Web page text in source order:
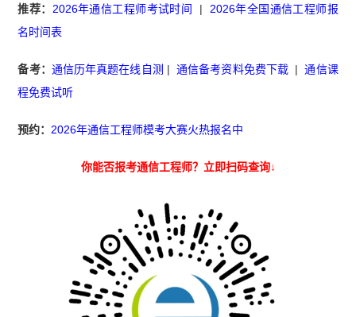
推荐： 2026年通信工程师考试时间 | 2026年全国通信工程师报
名时间表
备考： 通信历年真题在线自测 |通信备考资料免费下载 |通信课
程免费试听
预约： 2026年通信工程师模考大赛火热报名中
你能否报考通信工程师？立即扫码查询↓